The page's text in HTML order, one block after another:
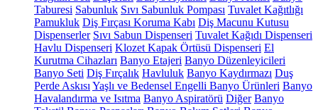
Taburesi Sabunluk Sıvı Sabunluk Pompası Tuvalet Kağıtlığı
Pamukluk Diş Fırçası Koruma Kabı Diş Macunu Kutusu
Dispenserler Sıvı Sabun Dispenseri Tuvalet Kağıdı Dispenseri
Havlu Dispenseri Klozet Kapak Örtüsü Dispenseri El
Kurutma Cihazları Banyo Etajeri Banyo Düzenleyicileri
Banyo Seti Diş Fırçalık Havluluk Banyo Kaydırmazı Duş
Perde Askısı Yaşlı ve Bedensel Engelli Banyo Ürünleri Banyo
Havalandırma ve Isıtma Banyo Aspiratörü Diğer Banyo